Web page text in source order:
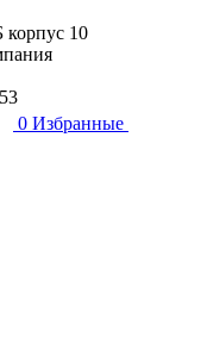
корпус 10
0 Избранные